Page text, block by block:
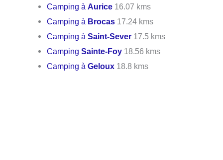
Camping àAurice 16.07 kms
Camping à Brocas 17.24 kms
Camping àSaint-Sever 17.5 kms
CampingSainte-Foy 18.56 kms
Camping àGeloux 18.8 kms